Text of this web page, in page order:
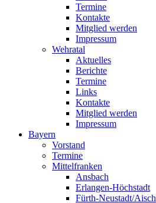
Termine
Kontakte
Mitglied werden
Impressum
Wehratal
Aktuelles
Berichte
Termine
Links
Kontakte
Mitglied werden
Impressum
Bayern
Vorstand
Termine
Mittelfranken
Ansbach
Erlangen-Höchstadt
Fürth-Neustadt/Aisch